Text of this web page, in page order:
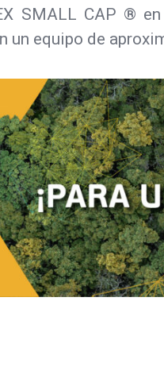
SMALL CAP ®
un equipo de